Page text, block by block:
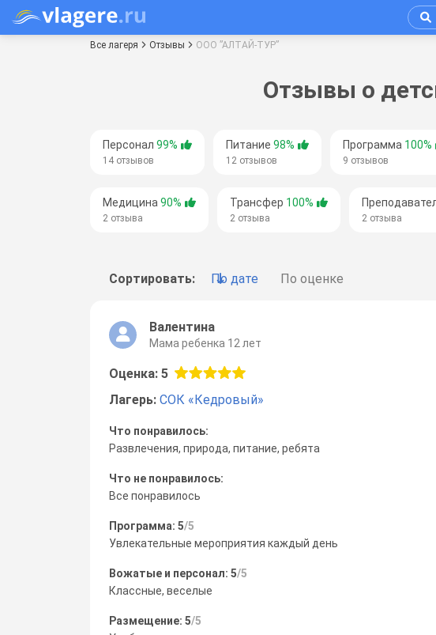
Все лагеря Отзывы ООО ”АЛТАЙ-ТУР”
Отзывы о
Персонал 99%
14 отзывов
Питание 98%
12 отзывов
Программа 100%
9 отзывов
Медицина 90%
2 отзыва
Трансфер 100%
2 отзыва 2 отзыва
Сортировать: По дате По оценке
Валентина
Мама ребенка 12 лет
Оценка: 5
Лагерь: СОК «Кедровый»
Что понравилось:
Развлечения, природа, питание, ребята
Что не понравилось:
Все понравилось
Программа: 5/5
Увлекательные мероприятия каждый день
Вожатые и персонал: 5/5
Классные, веселые
Размещение: 5/5